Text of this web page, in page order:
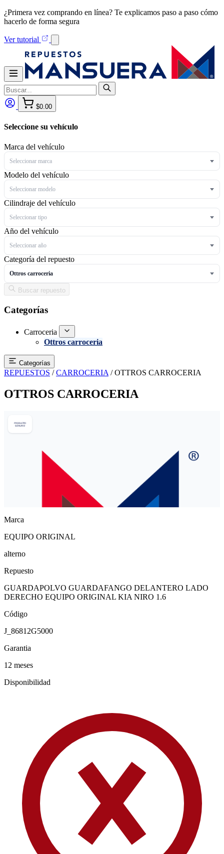
¿Primera vez comprando en línea? Te explicamos paso a paso cómo
hacerlo de forma segura
Ver tutorial
$0.00
Seleccione su vehículo
Marca del vehículo
Seleccionar marca
Modelo del vehículo
Seleccionar modelo
Cilindraje del vehículo
Seleccionar tipo
Año del vehículo
Seleccionar año
Categoría del repuesto
Ottros carroceria
Buscar repuesto
Categorías
Carroceria
Ottros carroceria
Categorías
REPUESTOS / CARROCERIA / OTTROS CARROCERIA
OTTROS CARROCERIA
Marca
EQUIPO ORIGINAL
alterno
Repuesto
GUARDAPOLVO GUARDAFANGO DELANTERO LADO
DERECHO EQUIPO ORIGINAL KIA NIRO 1.6
Código
J_86812G5000
Garantia
12 meses
Disponibilidad